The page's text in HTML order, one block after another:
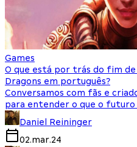
Games
O que está por trás do fim de
Dragons em português?
Conversamos com fãs e
para entender o que o futuro
Daniel Reininger
02.mar.24